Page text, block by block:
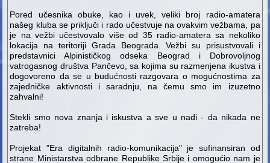
Pored učesnika obuke, kao i uvek, veliki broj radio-amatera
našeg kluba se priključi i rado učestvuje na ovakvim vežbama, pa
je na vežbi učestvovalo više od 35 radio-amatera sa nekoliko
lokacija na teritoriji Grada Beograda. Vežbi su prisustvovali i
predstavnici Alpinističkog odseka Beograd i Dobrovoljnog
vatrogasnog društva Pančevo, sa kojima su razmenjena ikustva i
dogovoreno da se u budućnosti razgovara o mogućnostima za
zajedničke aktivnosti i saradnju, na čemu smo im izuzetno
zahvalni!
Stekli smo nova znanja i iskustva a sve u nadi - da nikada ne
zatreba!
Projekat "Era digitalnih radio-komunikacija" je sufinansiran od
strane Ministarstva odbrane Republike Srbije i omogućio nam je